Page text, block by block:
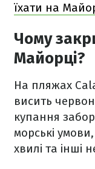
їхати на
Чому
Майорці?
На пляжах
висить
купання
морські умови,
хвилі та інші